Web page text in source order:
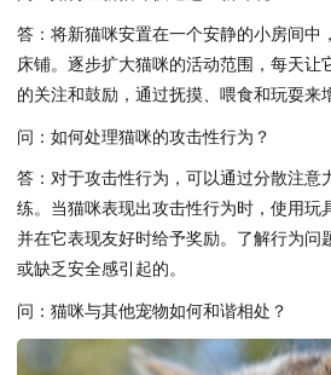
答：将新猫咪安置在一个安静的小房间中
床铺。逐步扩大猫咪的活动范围，每天让
的关注和鼓励，通过抚摸、喂食和玩耍来
问：如何处理猫咪的攻击性行为？
答：对于攻击性行为，可以通过分散注意
练。当猫咪表现出攻击性行为时，使用玩
并在它表现友好时给予奖励。了解行为问
或缺乏安全感引起的。
问：猫咪与其他宠物如何和谐相处？